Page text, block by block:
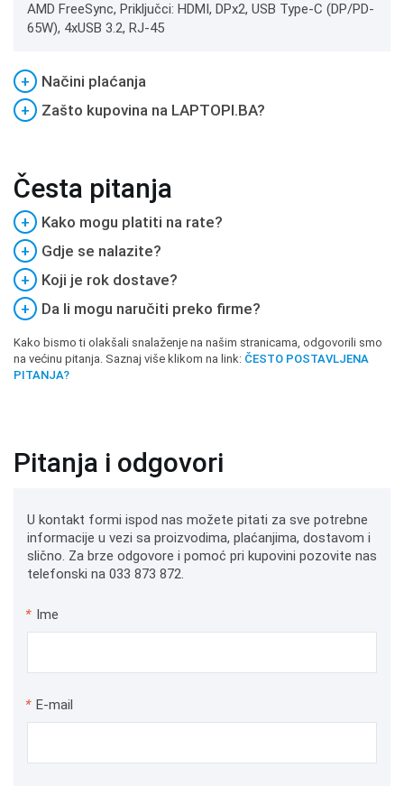
AMD FreeSync, Priključci: HDMI, DPx2, USB Type-C (DP/PD-
65W), 4xUSB 3.2, RJ-45
+
Načini plaćanja
+
Zašto kupovina na LAPTOPI.BA?
Česta pitanja
+
Kako mogu platiti na rate?
+
Gdje se nalazite?
+
Koji je rok dostave?
+
Da li mogu naručiti preko firme?
Kako bismo ti olakšali snalaženje na našim stranicama, odgovorili smo
na većinu pitanja. Saznaj više klikom na link: ČESTO POSTAVLJENA
PITANJA?
Pitanja i odgovori
U kontakt formi ispod nas možete pitati za sve potrebne
informacije u vezi sa proizvodima, plaćanjima, dostavom i
slično. Za brze odgovore i pomoć pri kupovini pozovite nas
telefonski na 033 873 872.
* Ime
* E-mail